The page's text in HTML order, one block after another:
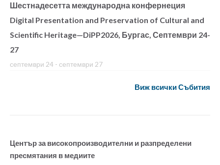
Шестнадесетта международна конфернеция
Digital Presentation and Preservation of Cultural and
Scientific Heritage—DiPP2026, Бургас, Септември 24-
27
септември 24 - септември 27
Виж всички Събития
Център за високопроизводителни и разпределени
пресмятания в медиите